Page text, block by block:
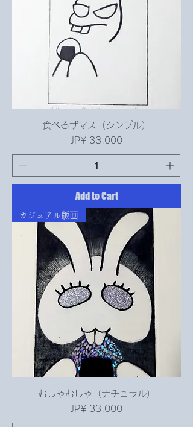
食べるザマス（シンプル）
Price
JP¥ 33,000
Add to Cart
カジュアル版画
むしゃむしゃ（ナチュラル）
Price
JP¥ 33,000